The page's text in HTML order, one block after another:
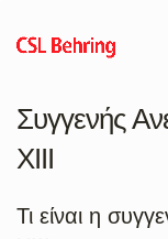
main
Συγγενής
ΧΙΙΙ
Τι είναι η